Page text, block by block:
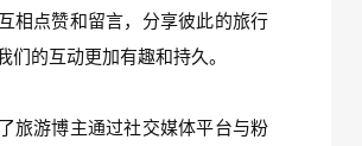
相点赞和留言，分享彼此的旅行
们的互动更加有趣和持久。
旅游博主通过社交媒体平台与粉